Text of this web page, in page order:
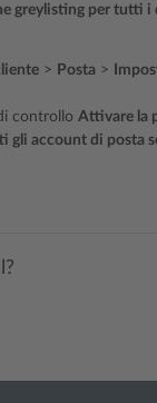
greylisting per tutti
> Posta >
controllo Attivare la
gli account di posta